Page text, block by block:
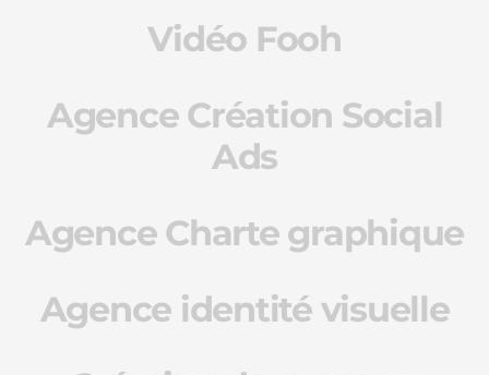
Vidéo Fooh
Agence Création Social
Ads
Agence Charte graphique
Agence identité visuelle